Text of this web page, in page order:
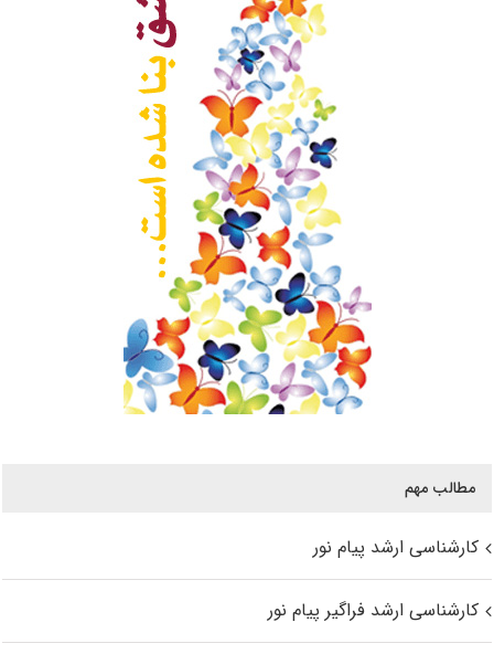
مطالب مهم
کارشناسی ارشد پیام نور
کارشناسی ارشد فراگیر پیام نور